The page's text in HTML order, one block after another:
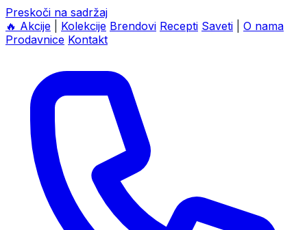
Preskoči na sadržaj
🔥 Akcije Kolekcije Brendovi Recepti Saveti
O nama
Prodavnice Kontakt